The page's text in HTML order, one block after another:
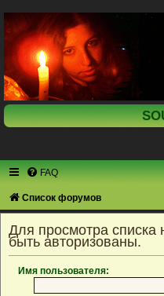
FAQ
Список форумов
Для просмотра
быть авторизованы.
Имя пользователя: